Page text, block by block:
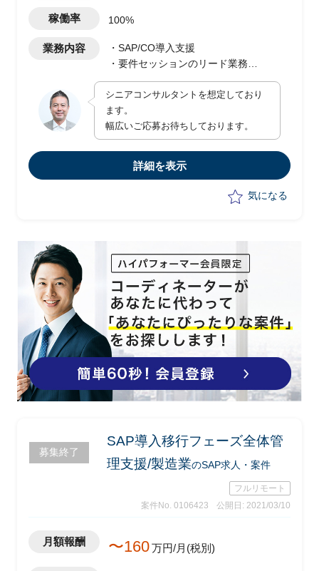
稼働率 100%
業務内容
・SAP/CO導入支援
・要件セッションのリード業務
・決まった要件のカスタマイズ
・インターフェス周りの要件定義対応
・ベンダーコントロール
シニアコンサルタントを想定しており
ます。
幅広いご応募お待ちしております。
詳細を表示
気になる
募集終了
SAP導入移行フェーズ全体管
理支援/製造業のSAP求人・案件
フルリモート
案件No. 0106423
公開日: 2021/03/10
月額報酬 〜160万円/月(税別)